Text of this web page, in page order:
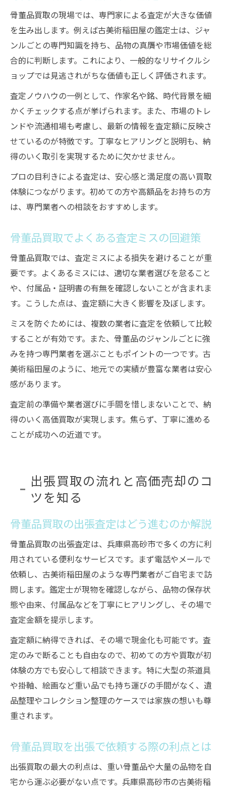
骨董品買取の現場では、専門家による査定が大きな価値
を生み出します。例えば古美術稲田屋の鑑定士は、ジャ
ンルごとの専門知識を持ち、品物の真贋や市場価値を総
合的に判断します。これにより、一般的なリサイクルシ
ョップでは見逃されがちな価値も正しく評価されます。
査定ノウハウの一例として、作家名や銘、時代背景を細
かくチェックする点が挙げられます。また、市場のトレ
ンドや流通相場も考慮し、最新の情報を査定額に反映さ
せているのが特徴です。丁寧なヒアリングと説明も、納
得のいく取引を実現するために欠かせません。
プロの目利きによる査定は、安心感と満足度の高い買取
体験につながります。初めての方や高額品をお持ちの方
は、専門業者への相談をおすすめします。
骨董品買取でよくある査定ミスの回避策
骨董品買取では、査定ミスによる損失を避けることが重
要です。よくあるミスには、適切な業者選びを怠ること
や、付属品・証明書の有無を確認しないことが含まれま
す。こうした点は、査定額に大きく影響を及ぼします。
ミスを防ぐためには、複数の業者に査定を依頼して比較
することが有効です。また、骨董品のジャンルごとに強
みを持つ専門業者を選ぶこともポイントの一つです。古
美術稲田屋のように、地元での実績が豊富な業者は安心
感があります。
査定前の準備や業者選びに手間を惜しまないことで、納
得のいく高価買取が実現します。焦らず、丁寧に進める
ことが成功への近道です。
出張買取の流れと高価売却のコ
ツを知る
骨董品買取の出張査定はどう進むのか解説
骨董品買取の出張査定は、兵庫県高砂市で多くの方に利
用されている便利なサービスです。まず電話やメールで
依頼し、古美術稲田屋のような専門業者がご自宅まで訪
問します。鑑定士が現物を確認しながら、品物の保存状
態や由来、付属品などを丁寧にヒアリングし、その場で
査定金額を提示します。
査定額に納得できれば、その場で現金化も可能です。査
定のみで断ることも自由なので、初めての方や買取が初
体験の方でも安心して相談できます。特に大型の茶道具
や掛軸、絵画など重い品でも持ち運びの手間がなく、遺
品整理やコレクション整理のケースでは家族の想いも尊
重されます。
骨董品買取を出張で依頼する際の利点とは
出張買取の最大の利点は、重い骨董品や大量の品物を自
宅から運ぶ必要がない点です。兵庫県高砂市の古美術稲